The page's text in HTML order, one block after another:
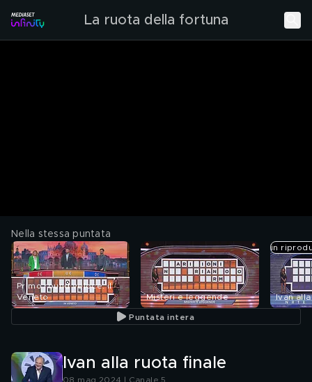
La ruota della fortuna
Nella stessa puntata
Primo round veloce: il
Veneto
Misteri e leggende
in
Ivan
Puntata intera
Ivan alla ruota finale
08 mag 2024 | Canale 5